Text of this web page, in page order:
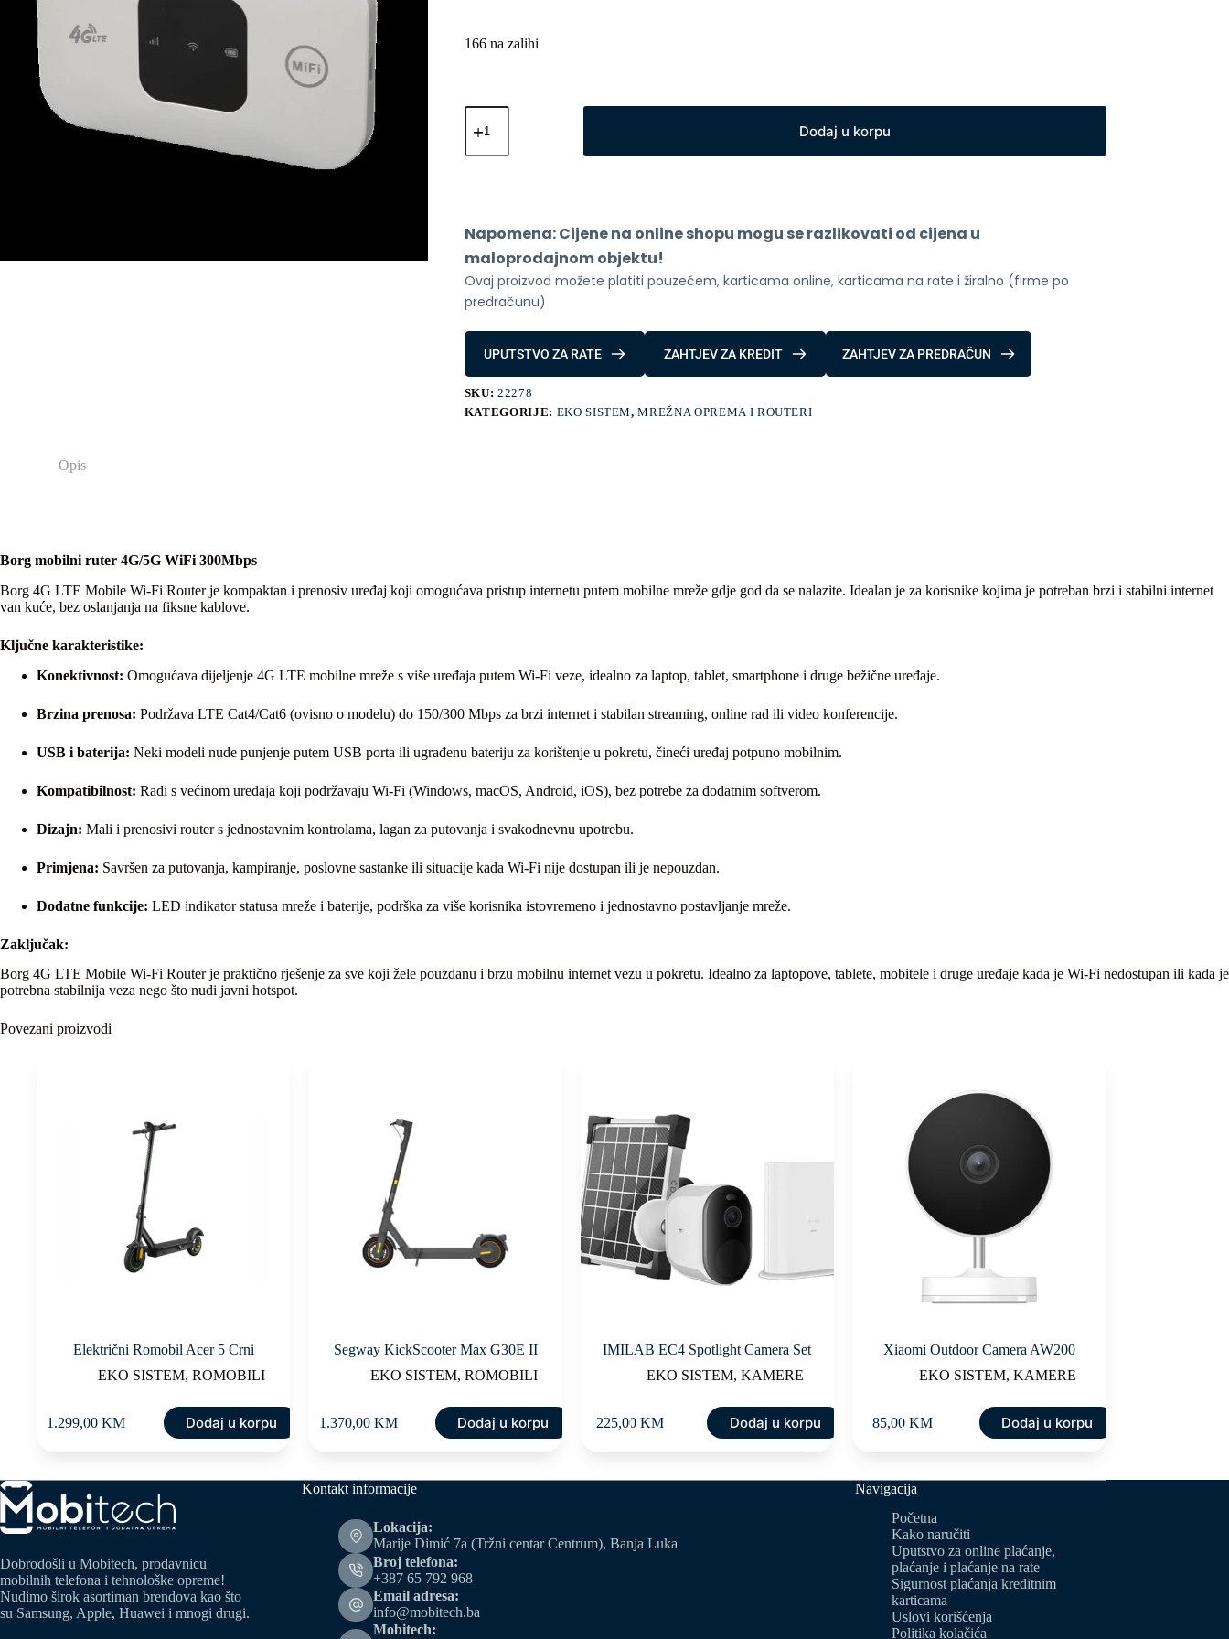
166 na zalihi
Mobilni
ruter
WiFi
Dodaj u korpu
Napomena: Cijene na online shopu mogu se razlikovati od cijena u
maloprodajnom objektu!
Ovaj proizvod možete platiti pouzećem, karticama online, karticama na rate i žiralno (firme po
predračunu)
UPUTSTVO ZA RATE ZAHTJEV ZA KREDIT ZAHTJEV ZA PREDRAČUN
SKU:22278
KATEGORIJE: EKO SISTEM,MREŽNA OPREMA I ROUTERI
Opis
Borg mobilni ruter 4G/5G WiFi 300Mbps
Borg 4G LTE Mobile Wi-Fi Router je kompaktan i prenosiv uređaj koji omogućava pristup internetu putem mobilne mreže gdje god da se nalazite. Idealan je za korisnike kojima je potreban brzi i stabilni internet
van kuće, bez oslanjanja na fiksne kablove.
Ključne karakteristike:
Konektivnost: Omogućava dijeljenje 4G LTE mobilne mreže s više uređaja putem Wi-Fi veze, idealno za laptop, tablet, smartphone i druge bežične uređaje.
Brzina prenosa: Podržava LTE Cat4/Cat6 (ovisno o modelu) do 150/300 Mbps za brzi internet i stabilan streaming, online rad ili video konferencije.
USB i baterija: Neki modeli nude punjenje putem USB porta ili ugrađenu bateriju za korištenje u pokretu, čineći uređaj potpuno mobilnim.
Kompatibilnost: Radi s većinom uređaja koji podržavaju Wi-Fi (Windows, macOS, Android, iOS), bez potrebe za dodatnim softverom.
Dizajn: Mali i prenosivi router s jednostavnim kontrolama, lagan za putovanja i svakodnevnu upotrebu.
Primjena: Savršen za putovanja, kampiranje, poslovne sastanke ili situacije kada Wi-Fi nije dostupan ili je nepouzdan.
Dodatne funkcije: LED indikator statusa mreže i baterije, podrška za više korisnika istovremeno i jednostavno postavljanje mreže.
Zaključak:
Borg 4G LTE Mobile Wi-Fi Router je praktično rješenje za sve koji žele pouzdanu i brzu mobilnu internet vezu u pokretu. Idealno za laptopove, tablete, mobitele i druge uređaje kada je Wi-Fi nedostupan ili kada je
potrebna stabilnija veza nego što nudi javni hotspot.
Povezani proizvodi
Električni Romobil Acer 5 Crni
EKO SISTEM,ROMOBILI
1.299,00KM Dodaj u korpu
Segway KickScooter Max G30E II
EKO SISTEM, ROMOBILI
1.370,00 KM Dodaj u korpu
IMILAB EC4 Spotlight Camera Set
EKO SISTEM,KAMERE
225,00KM Dodaj u korpu
Xiaomi Outdoor Camera AW200
EKO SISTEM, KAMERE
85,00 KM Dodaj u korpu
Dobrodošli u Mobitech, prodavnicu
mobilnih telefona i tehnološke opreme!
Nudimo širok asortiman brendova kao što
su Samsung, Apple, Huawei i mnogi drugi.
Kontakt informacije
Lokacija:
Marije Dimić 7a (Tržni centar Centrum), Banja Luka
Broj telefona:
+387 65 792 968
Email adresa:
info@mobitech.ba
Mobitech:
Navigacija
Početna
Kako naručiti
Uputstvo za online plaćanje,
plaćanje i plaćanje na rate
Sigurnost plaćanja kreditnim
karticama
Uslovi korišćenja
Politika kolačića